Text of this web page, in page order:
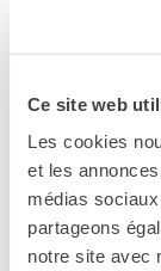
Ce site web
Les cookies
et les
médias
partageons
notre site avec
e tutt’oggi
Un percorso
proveniente dal
Museum di
La mostra è
di gioielli ha
forte legame